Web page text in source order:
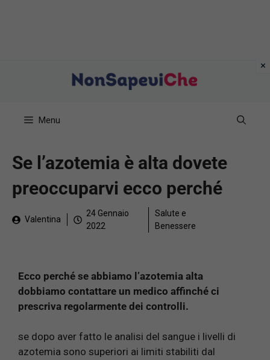
Menu
Se l’azotemia è alta dovete
preoccuparvi ecco perché
Valentina
24 Gennaio
2022
Salute e
Benessere
Ecco perché se abbiamo l’azotemia alta
dobbiamo contattare un medico affinché ci
prescriva regolarmente dei controlli.
se dopo aver fatto le analisi del sangue i livelli di
azotemia sono superiori ai limiti stabiliti dal